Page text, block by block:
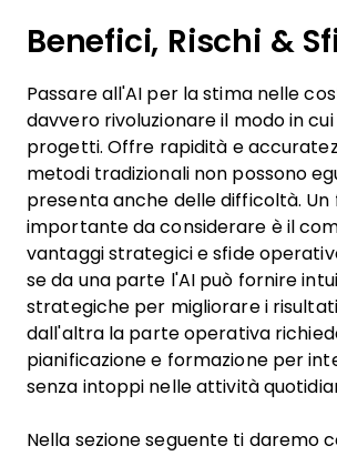
Benefici, Rischi &
Passare all'AI per la stima nelle
davvero rivoluzionare il modo in
progetti. Offre rapidità e
metodi tradizionali non possono
presenta anche delle difficoltà.
importante da considerare è il
vantaggi strategici e sfide
se da una parte l'AI può fornire
strategiche per migliorare i
dall'altra la parte operativa
pianificazione e formazione per
senza intoppi nelle attività
Nella sezione seguente ti daremo